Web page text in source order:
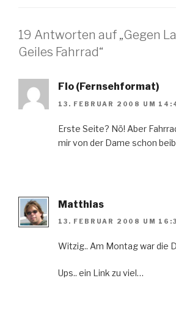
19 Antworten auf „Gegen
Geiles Fahrrad“
Flo (Fernsehformat)
13. FEBRUAR 2008 UM
Erste Seite? Nö! Aber
mir von der Dame schon
Matthias
13. FEBRUAR 2008 UM
Witzig.. Am Montag war die
Ups.. ein Link zu viel…